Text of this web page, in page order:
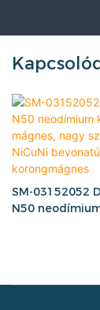
SM-03152052
N50